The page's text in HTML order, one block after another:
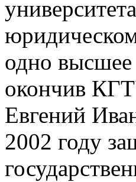
одно высшее
окончив
Евгений
2002 году